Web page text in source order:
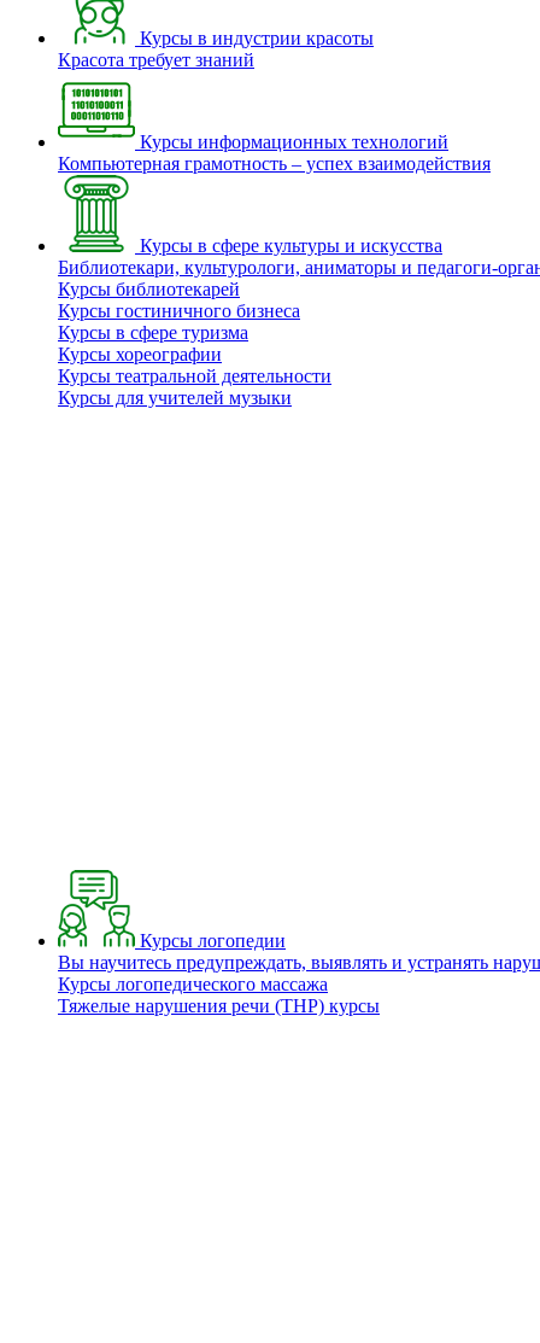
Курсы в индустрии красоты
Красота требует знаний
Курсы информационных технологий
Компьютерная грамотность – успех взаимодействия
Курсы в сфере культуры и искусства
Библиотекари, культурологи, аниматоры и педагоги-
Курсы библиотекарей
Курсы гостиничного бизнеса
Курсы в сфере туризма
Курсы хореографии
Курсы театральной деятельности
Курсы для учителей музыки
Курсы логопедии
Вы научитесь предупреждать, выявлять и устранять
Курсы логопедического массажа
Тяжелые нарушения речи (ТНР) курсы